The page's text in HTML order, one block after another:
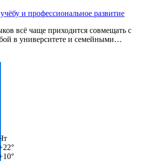
и профессиональное развитие
всё чаще приходится совмещать с
в университете и семейными…
22°
10°